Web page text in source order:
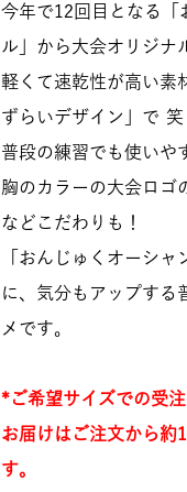
今年で12回目となる「
ル」から大会オリジナ
軽くて速乾性が高い素
ずらいデザイン」で 笑
普段の練習でも使いや
胸のカラーの大会ロゴ
などこだわりも！
「おんじゅくオーシ
に、気分もアップする
メです。
*ご希望サイズでの受
お届けはご注文から約
す。